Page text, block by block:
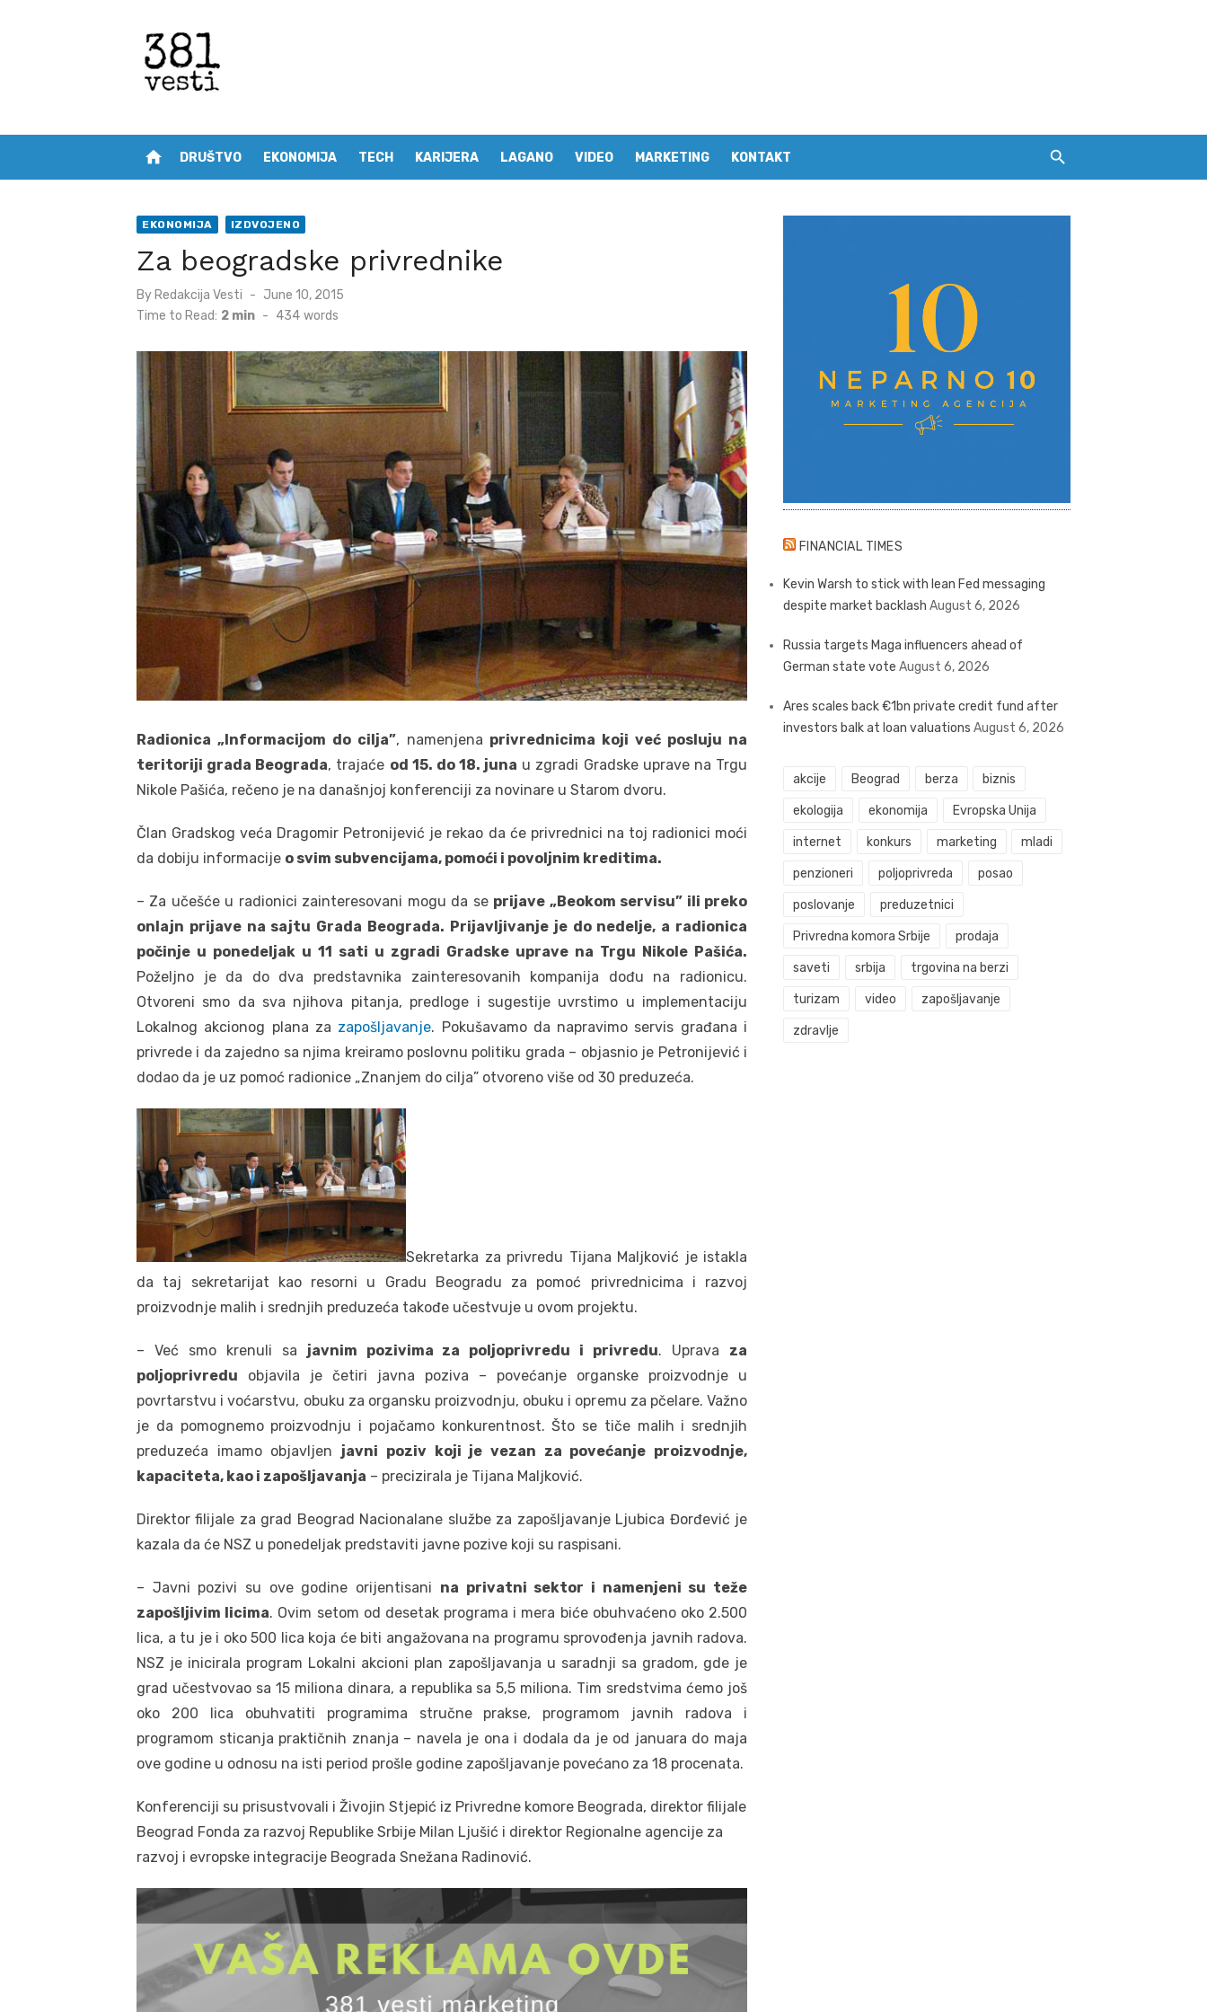
home DRUŠTVO EKONOMIJA TECH KARIJERA LAGANO VIDEO MARKETING KONTAKT
EKONOMIJA IZDVOJENO
Za beogradske privrednike
By Redakcija Vesti
Posted
June 10, 2015
Time to Read: 2 min - 434 words
Radionica „Informacijom do cilja”, namenjena privrednicima koji već posluju na
teritoriji grada Beograda, trajaće od 15. do 18. juna u zgradi Gradske uprave na Trgu
Nikole Pašića, rečeno je na današnjoj konferenciji za novinare u Starom dvoru.
Član Gradskog veća Dragomir Petronijević je rekao da će privrednici na toj radionici moći
da dobiju informacije o svim subvencijama, pomoći i povoljnim kreditima.
– Za učešće u radionici zainteresovani mogu da se prijave „Beokom servisu” ili preko
onlajn prijave na sajtu Grada Beograda. Prijavljivanje je do nedelje, a radionica
počinje u ponedeljak u 11 sati u zgradi Gradske uprave na Trgu Nikole Pašića.
Poželjno je da do dva predstavnika zainteresovanih kompanija dođu na radionicu.
Otvoreni smo da sva njihova pitanja, predloge i sugestije uvrstimo u implementaciju
Lokalnog akcionog plana za zapošljavanje. Pokušavamo da napravimo servis građana i
privrede i da zajedno sa njima kreiramo poslovnu politiku grada – objasnio je Petronijević i
dodao da je uz pomoć radionice „Znanjem do cilja” otvoreno više od 30 preduzeća.
Sekretarka za privredu Tijana Maljković je istakla
da taj sekretarijat kao resorni u Gradu Beogradu za pomoć privrednicima i razvoj
proizvodnje malih i srednjih preduzeća takođe učestvuje u ovom projektu.
– Već smo krenuli sa javnim pozivima za poljoprivredu i privredu. Uprava za
poljoprivredu objavila je četiri javna poziva – povećanje organske proizvodnje u
povrtarstvu i voćarstvu, obuku za organsku proizvodnju, obuku i opremu za pčelare. Važno
je da pomognemo proizvodnju i pojačamo konkurentnost. Što se tiče malih i srednjih
preduzeća imamo objavljen javni poziv koji je vezan za povećanje proizvodnje,
kapaciteta, kao i zapošljavanja – precizirala je Tijana Maljković.
Direktor filijale za grad Beograd Nacionalane službe za zapošljavanje Ljubica Đorđević je
kazala da će NSZ u ponedeljak predstaviti javne pozive koji su raspisani.
– Javni pozivi su ove godine orijentisani na privatni sektor i namenjeni su teže
zapošljivim licima. Ovim setom od desetak programa i mera biće obuhvaćeno oko 2.500
lica, a tu je i oko 500 lica koja će biti angažovana na programu sprovođenja javnih radova.
NSZ je inicirala program Lokalni akcioni plan zapošljavanja u saradnji sa gradom, gde je
grad učestvovao sa 15 miliona dinara, a republika sa 5,5 miliona. Tim sredstvima ćemo još
oko 200 lica obuhvatiti programima stručne prakse, programom javnih radova i
programom sticanja praktičnih znanja – navela je ona i dodala da je od januara do maja
ove godine u odnosu na isti period prošle godine zapošljavanje povećano za 18 procenata.
Konferenciji su prisustvovali i Živojin Stjepić iz Privredne komore Beograda, direktor filijale
Beograd Fonda za razvoj Republike Srbije Milan Ljušić i direktor Regionalne agencije za
razvoj i evropske integracije Beograda Snežana Radinović.
FINANCIAL TIMES
Kevin Warsh to stick with lean Fed messaging
despite market backlash August 6, 2026
Russia targets Maga influencers ahead of
German state vote August 6, 2026
Ares scales back €1bn private credit fund after
investors balk at loan valuations August 6, 2026
akcije Beograd berza biznis
ekologija ekonomija Evropska Unija
internet konkurs marketing mladi
penzioneri poljoprivreda posao
poslovanje preduzetnici
Privredna komora Srbije prodaja
saveti srbija trgovina na berzi
turizam video zapošljavanje
zdravlje